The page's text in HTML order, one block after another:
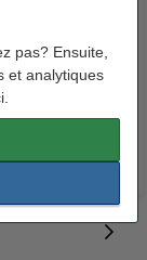
pas? Ensuite,
et analytiques
ml)
Inclus : 6% de TVA